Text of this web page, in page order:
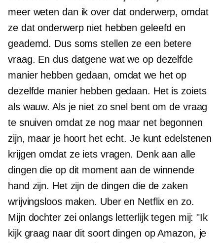
meer weten dan ik over dat onderwerp, omdat
ze dat onderwerp niet hebben geleefd en
geademd. Dus soms stellen ze een betere
vraag. En dus datgene wat we op dezelfde
manier hebben gedaan, omdat we het op
dezelfde manier hebben gedaan. Het is zoiets
als wauw. Als je niet zo snel bent om de vraag
te snuiven omdat ze nog maar net begonnen
zijn, maar je hoort het echt. Je kunt edelstenen
krijgen omdat ze iets vragen. Denk aan alle
dingen die op dit moment aan de winnende
hand zijn. Het zijn de dingen die de zaken
wrijvingsloos maken. Uber en Netflix en zo.
Mijn dochter zei onlangs letterlijk tegen mij: "Ik
kijk graag naar dit soort dingen op Amazon, je